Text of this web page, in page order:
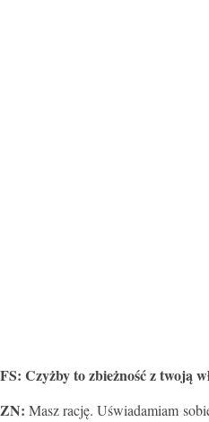
FS: Czyżby to zbieżność z twoją
ZN: Masz rację. Uświadamiam